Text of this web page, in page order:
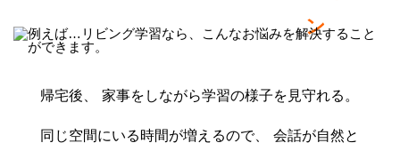
帰宅後、 家事をしながら学習の様子を見守れる。
同じ空間にいる時間が増えるので、
会話が自然と